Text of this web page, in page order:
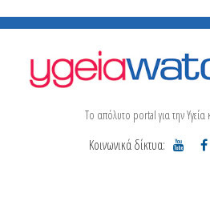
Το απόλυτο portal για την Υγεία
Κοινωνικά δίκτυα: